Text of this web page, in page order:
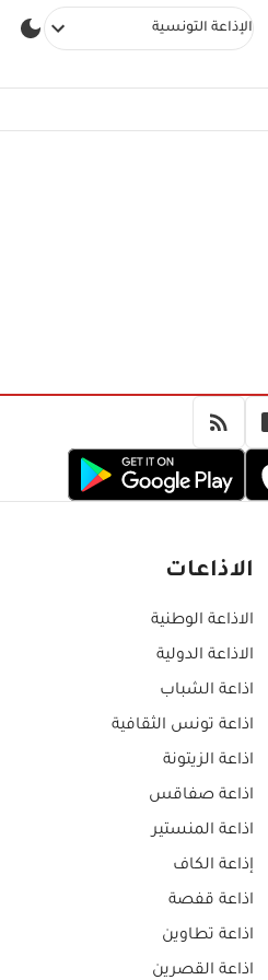
الإذاعة التونسية
الاذاعات
الاذاعة الوطنية
الاذاعة الدولية
اذاعة الشباب
اذاعة تونس الثقافية
اذاعة الزيتونة
اذاعة صفاقس
اذاعة المنستير
إذاعة الكاف
اذاعة قفصة
اذاعة تطاوين
اذاعة القصرين